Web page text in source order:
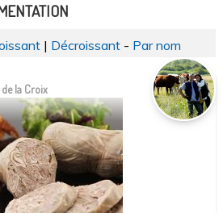
| Décroissant - Par nom
de la Croix